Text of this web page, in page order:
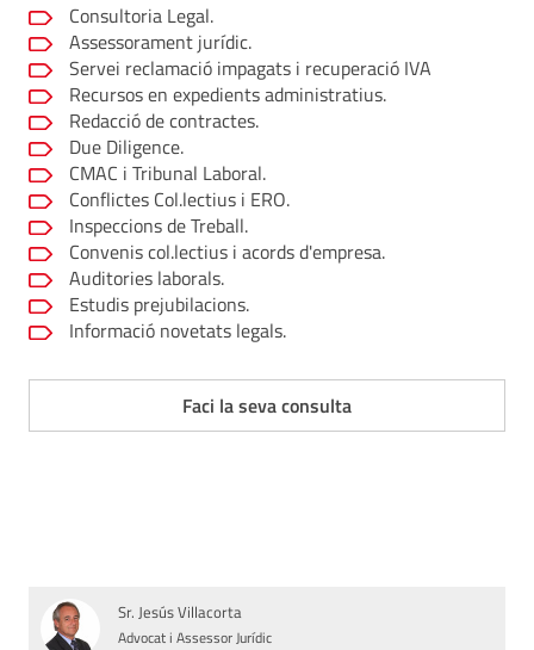
Consultoria Legal.
Assessorament jurídic.
Servei reclamació impagats i recuperació IVA
Recursos en expedients administratius.
Redacció de contractes.
Due Diligence.
CMAC i Tribunal Laboral.
Conflictes Col.lectius i ERO.
Inspeccions de Treball.
Convenis col.lectius i acords d'empresa.
Auditories laborals.
Estudis prejubilacions.
Informació novetats legals.
Sr. Jesús Villacorta
Advocat i Assessor Jurídic